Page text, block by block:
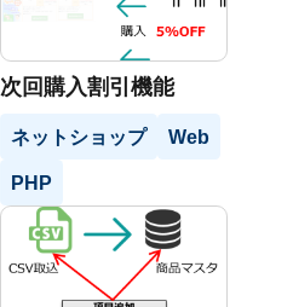
次回購入割引機能
ネットショップ Web
PHP